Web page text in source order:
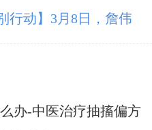
?行动】3月8日，詹伟
会诊，助力患者重获健
办-中医治疗抽搐偏方